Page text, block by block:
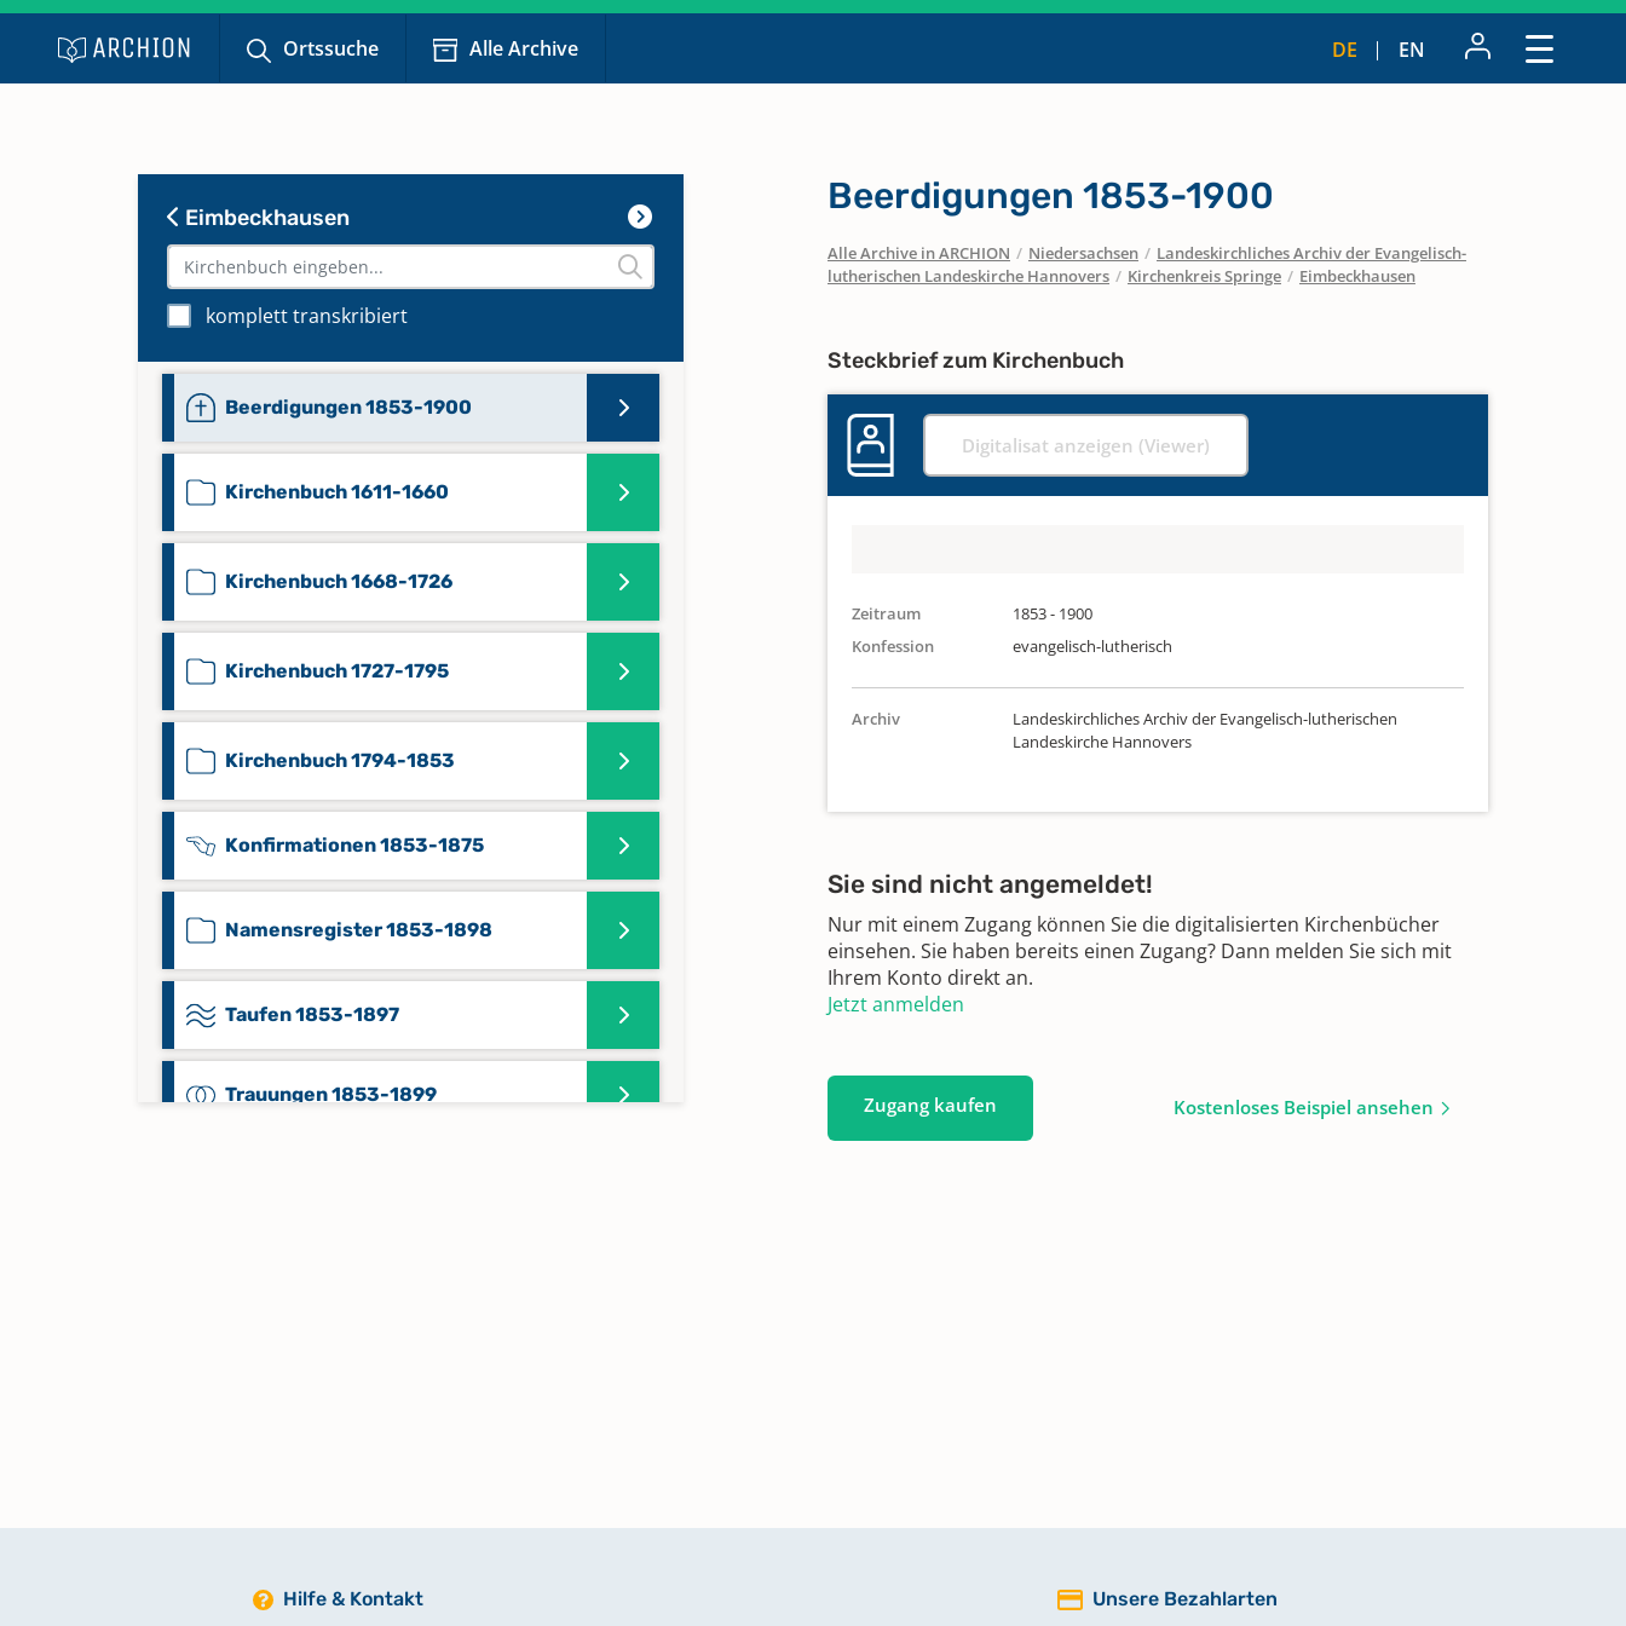
Ortssuche Alle Archive DE EN
Eimbeckhausen
komplett transkribiert
Beerdigungen 1853-1900
Kirchenbuch 1611-1660
Kirchenbuch 1668-1726
Kirchenbuch 1727-1795
Kirchenbuch 1794-1853
Konfirmationen 1853-1875
Namensregister 1853-1898
Taufen 1853-1897
Trauungen 1853-1899
Beerdigungen 1853-1900
Alle Archive in ARCHION / Niedersachsen / Landeskirchliches Archiv der Evangelisch-
lutherischen Landeskirche Hannovers / Kirchenkreis Springe / Eimbeckhausen
Steckbrief zum Kirchenbuch
Digitalisat anzeigen (Viewer)
Zeitraum
1853 - 1900
Konfession
evangelisch-lutherisch
Archiv
Landeskirchliches Archiv der Evangelisch-lutherischen
Landeskirche Hannovers
Sie sind nicht angemeldet!
Nur mit einem Zugang können Sie die digitalisierten Kirchenbücher
einsehen. Sie haben bereits einen Zugang? Dann melden Sie sich mit
Ihrem Konto direkt an.
Jetzt anmelden
Zugang kaufen Kostenloses Beispiel ansehen
Hilfe & Kontakt Unsere Bezahlarten